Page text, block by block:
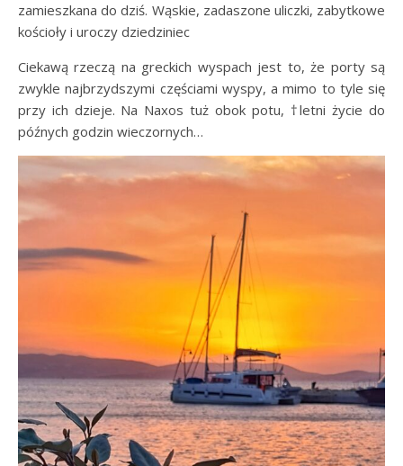
zamieszkana do dziś. Wąskie, zadaszone uliczki, zabytkowe
kościoły i uroczy dziedziniec
Ciekawą rzeczą na greckich wyspach jest to, że porty są
zwykle najbrzydszymi częściami wyspy, a mimo to tyle się
przy ich dzieje. Na Naxos tuż obok potu, †letni życie do
późnych godzin wieczornych…